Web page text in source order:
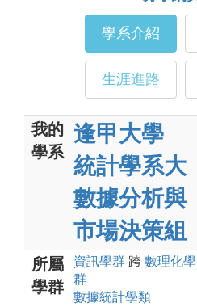
學系介紹
生涯進路
我的
學系
逢甲大學
統計學系大
數據分析與
市場決策組
所屬
學群
資訊學群 跨 數理化學
群
數據統計學類